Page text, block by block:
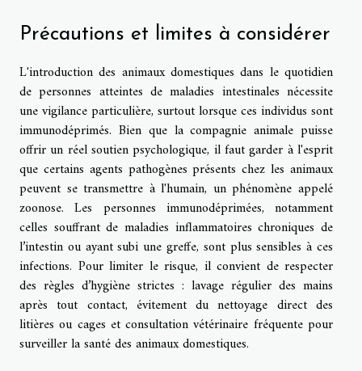
Précautions et limites à considérer
L'introduction des animaux domestiques dans le quotidien
de personnes atteintes de maladies intestinales nécessite
une vigilance particulière, surtout lorsque ces individus sont
immunodéprimés. Bien que la compagnie animale puisse
offrir un réel soutien psychologique, il faut garder à l'esprit
que certains agents pathogènes présents chez les animaux
peuvent se transmettre à l'humain, un phénomène appelé
zoonose. Les personnes immunodéprimées, notamment
celles souffrant de maladies inflammatoires chroniques de
l’intestin ou ayant subi une greffe, sont plus sensibles à ces
infections. Pour limiter le risque, il convient de respecter
des règles d’hygiène strictes : lavage régulier des mains
après tout contact, évitement du nettoyage direct des
litières ou cages et consultation vétérinaire fréquente pour
surveiller la santé des animaux domestiques.